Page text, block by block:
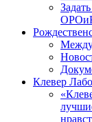
Клевер